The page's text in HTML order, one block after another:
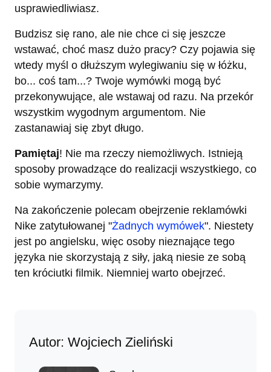
usprawiedliwiasz.
Budzisz się rano, ale nie chce ci się jeszcze
wstawać, choć masz dużo pracy? Czy pojawia się
wtedy myśl o dłuższym wylegiwaniu się w łóżku,
bo... coś tam...? Twoje wymówki mogą być
przekonywujące, ale wstawaj od razu. Na przekór
wszystkim wygodnym argumentom. Nie
zastanawiaj się zbyt długo.
Pamiętaj! Nie ma rzeczy niemożliwych. Istnieją
sposoby prowadzące do realizacji wszystkiego, co
sobie wymarzymy.
Na zakończenie polecam obejrzenie reklamówki
Nike zatytułowanej "Żadnych wymówek". Niestety
jest po angielsku, więc osoby nieznające tego
języka nie skorzystają z siły, jaką niesie ze sobą
ten króciutki filmik. Niemniej warto obejrzeć.
Autor: Wojciech Zieliński